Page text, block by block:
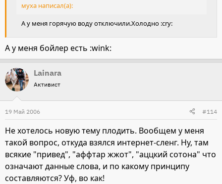
муха написал(а):
А у меня горячую воду отключили.Холодно :cry:
А у меня бойлер есть :wink:
Lainara
Активист
19 Май 2006 #114
Не хотелось новую тему плодить. Вообщем у меня
такой вопрос, откуда взялся интернет-сленг. Ну, там
всякие "привед", "аффтар жжот", "аццкий сотона" что
означают данные слова, и по какому принципу
составляются? Уф, во как!